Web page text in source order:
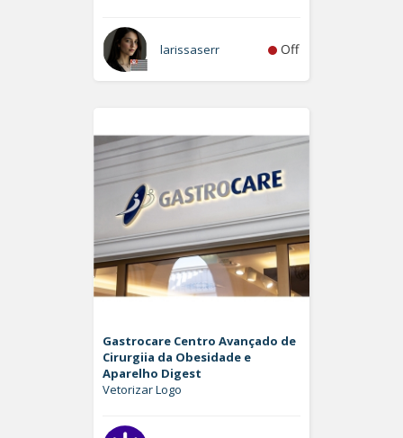
larissaserr Off
Gastrocare Centro Avançado de
Cirurgiia da Obesidade e
Aparelho Digest
Vetorizar Logo